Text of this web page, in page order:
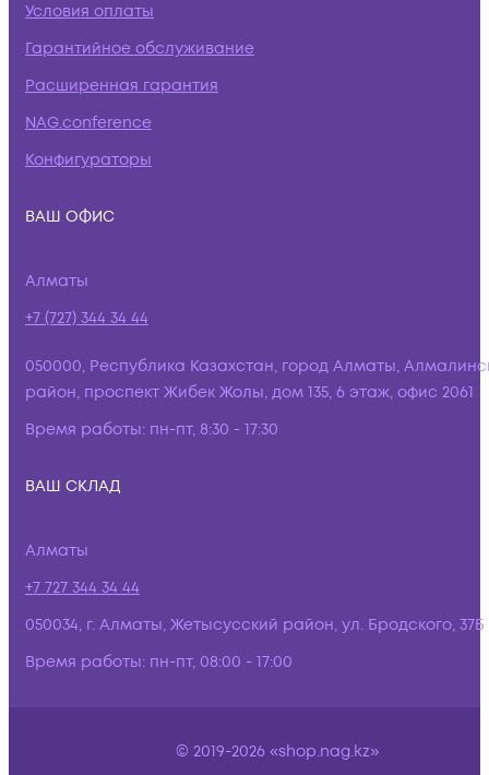
Условия оплаты
Гарантийное обслуживание
Расширенная гарантия
NAG.conference
Конфигураторы
ВАШ ОФИС
Алматы
+7 (727) 344 34 44
050000, Республика Казахстан, город Алматы,
район, проспект Жибек Жолы, дом 135, 6 этаж, офис 2061
Время работы: пн-пт, 8:30 - 17:30
ВАШ СКЛАД
Алматы
+7 727 344 34 44
050034, г. Алматы, Жетысусский район, ул. Бродского, 37Б
Время работы: пн-пт, 08:00 - 17:00
© 2019-2026 «shop.nag.kz»